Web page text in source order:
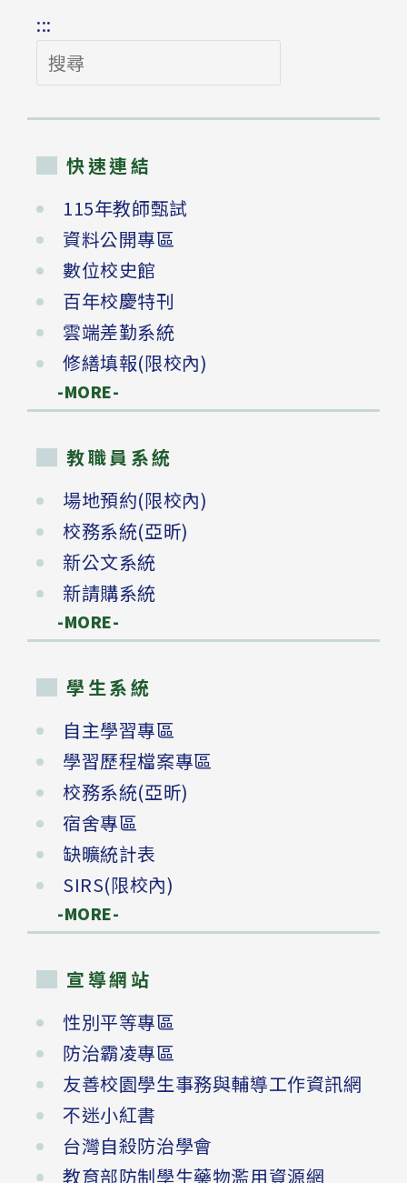
:::
搜
尋
快速連結
115年教師甄試
資料公開專區
數位校史館
百年校慶特刊
雲端差勤系統
修繕填報(限校內)
-MORE-
教職員系統
場地預約(限校內)
校務系統(亞昕)
新公文系統
新請購系統
-MORE-
學生系統
自主學習專區
學習歷程檔案專區
校務系統(亞昕)
宿舍專區
缺曠統計表
SIRS(限校內)
-MORE-
宣導網站
性別平等專區
防治霸凌專區
友善校園學生事務與輔導工作資訊網
不迷小紅書
台灣自殺防治學會
教育部防制學生藥物濫用資源網